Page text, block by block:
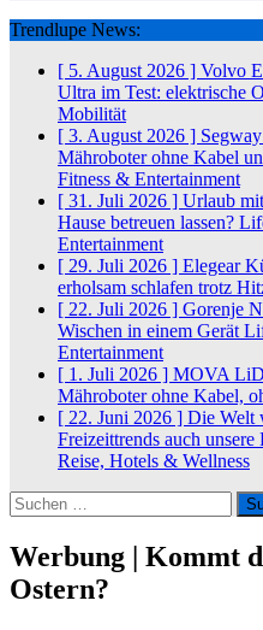
Trendlupe News:
[ 5. August 2026 ] Volvo
Ultra im Test: elektrische
Mobilität
[ 3. August 2026 ]
Mähroboter ohne Kabel
Fitness & Entertainment
[ 31. Juli 2026 ] Urlaub
Hause betreuen lassen?
Entertainment
[ 29. Juli 2026 ] Elegear
erholsam schlafen trotz
[ 22. Juli 2026 ] Gorenje
Wischen in einem Gerät
Entertainment
[ 1. Juli 2026 ] MOVA
Mähroboter ohne Kabel,
[ 22. Juni 2026 ] Die Welt
Freizeittrends auch
Reise, Hotels & Wellness
Suchen
nach:
Werbung | Kommt
Ostern?